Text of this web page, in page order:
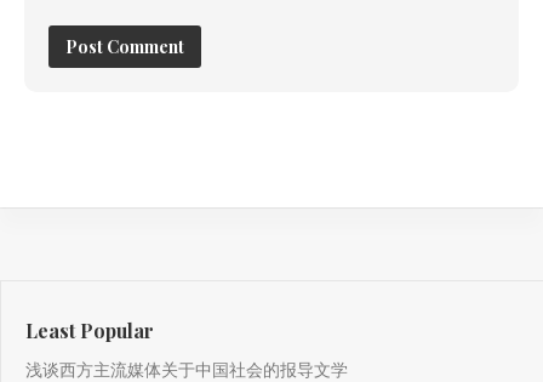
Least Popular
浅谈西方主流媒体关于中国社会的报导文学